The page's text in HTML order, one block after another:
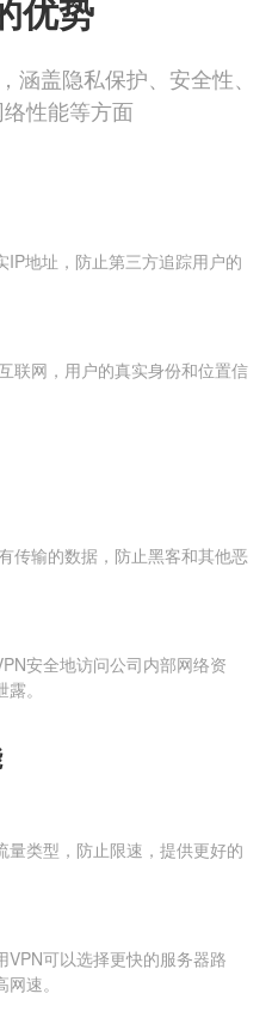
优势
涵盖隐私保护、安全性、
性能等方面
IP地址，防止第三方追踪用户的
联网，用户的真实身份和位置信
传输的数据，防止黑客和其他恶
安全地访问公司内部网络资
。
量类型，防止限速，提供更好的
VPN可以选择更快的服务器路
速。